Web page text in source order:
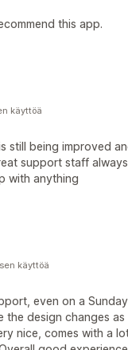
this app.
still being improved
support staff
with anything
käyttöä
even on a
the design changes
nice, comes with a
käyttöä